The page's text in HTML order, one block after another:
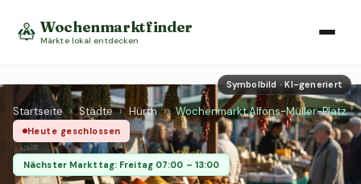
Wochenmarktfinder
Märkte lokal entdecken
Symbolbild · KI-generiert
Startseite › Städte › Hürth › Wochenmarkt Alfons-Müller-Platz
Heute geschlossen
Nächster Markttag: Freitag 07:00 – 13:00